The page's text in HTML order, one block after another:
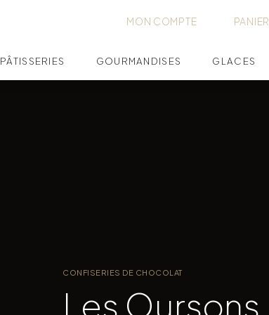
MON COMPTE PANIER
PÂTISSERIES GOURMANDISES GLACES
CONFISERIES DE CHOCOLAT
Les Oursons